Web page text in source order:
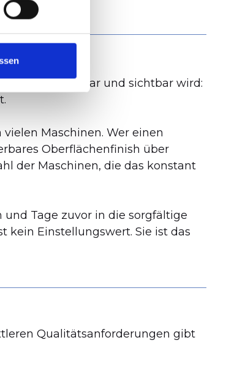
messbar und sichtbar wird:
Maschinen. Wer einen
Oberflächenfinish über
der Maschinen, die das konstant
Tage zuvor in die sorgfältige
kein Einstellungswert. Sie ist das
Qualitätsanforderungen gibt